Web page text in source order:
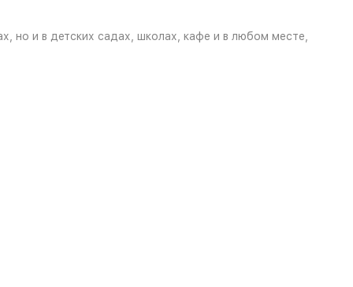
но и в детских садах, школах, кафе и в любом месте,